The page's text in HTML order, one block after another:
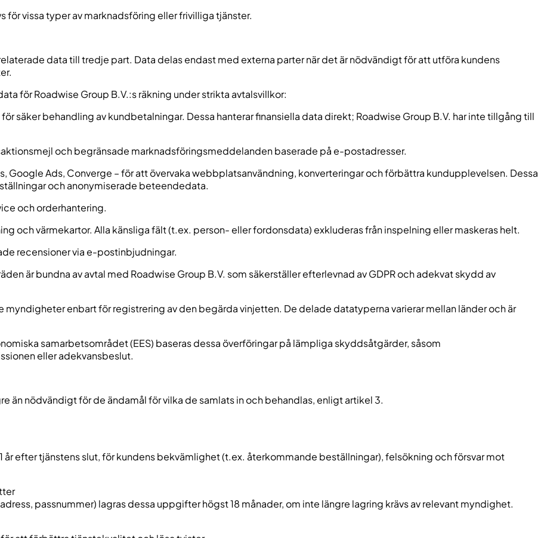
för vissa typer av marknadsföring eller frivilliga tjänster.
data till tredje part. Data delas endast med externa parter när det är nödvändigt för att utföra kundens
för Roadwise Group B.V.:s räkning under strikta avtalsvillkor:
för säker behandling av kundbetalningar. Dessa hanterar finansiella data direkt; Roadwise Group B.V. har inte tillgång till
och begränsade marknadsföringsmeddelanden baserade på e-postadresser.
Google Ads, Converge – för att övervaka webbplatsanvändning, konverteringar och förbättra kundupplevelsen. Dessa
och anonymiserade beteendedata.
och orderhantering.
och värmekartor. Alla känsliga fält (t.ex. person- eller fordonsdata) exkluderas från inspelning eller maskeras helt.
recensioner via e-postinbjudningar.
är bundna av avtal med Roadwise Group B.V. som säkerställer efterlevnad av GDPR och adekvat skydd av
enbart för registrering av den begärda vinjetten. De delade datatyperna varierar mellan länder och är
samarbetsområdet (EES) baseras dessa överföringar på lämpliga skyddsåtgärder, såsom
eller adekvansbeslut.
än nödvändigt för de ändamål för vilka de samlats in och behandlas, enligt artikel 3.
efter tjänstens slut, för kundens bekvämlighet (t.ex. återkommande beställningar), felsökning och försvar mot
passnummer) lagras dessa uppgifter högst 18 månader, om inte längre lagring krävs av relevant myndighet.